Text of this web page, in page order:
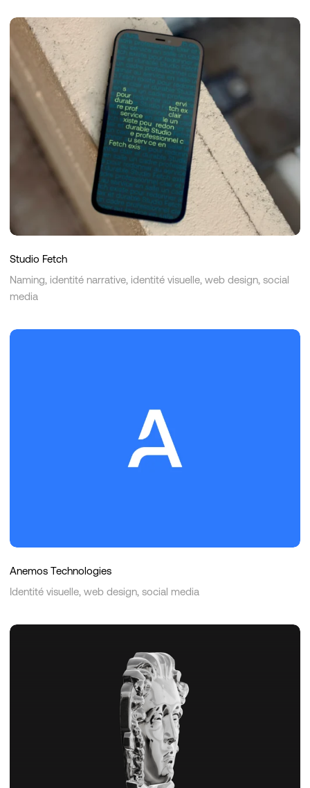
Studio
Fetch
Studio Fetch
Naming, identité narrative, identité visuelle, web design, social
media
Anemos
Anemos Technologies
Identité visuelle, web design, social media
Le